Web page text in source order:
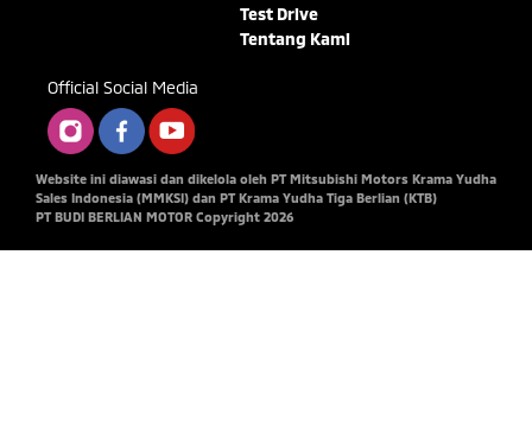
Test Drive
Tentang Kami
Official Social Media
Website ini diawasi dan dikelola oleh PT Mitsubishi Motors Krama Yudha
Sales Indonesia (MMKSI) dan PT Krama Yudha Tiga Berlian (KTB)
PT BUDI BERLIAN MOTOR Copyright 2026